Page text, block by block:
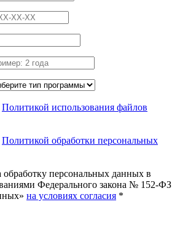
Политикой использования файлов
Политикой обработки персональных
обработку персональных данных в
Федерального закона № 152-ФЗ
на условиях согласия *